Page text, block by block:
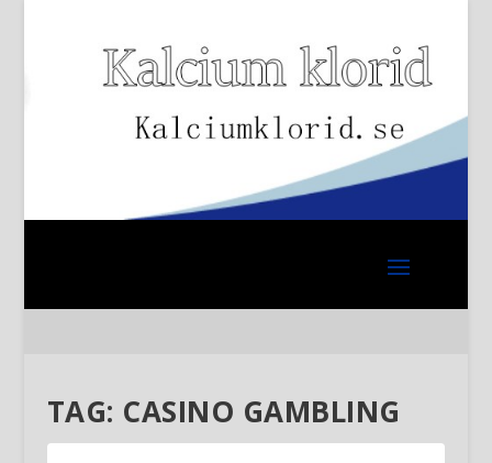
TAG: CASINO GAMBLING